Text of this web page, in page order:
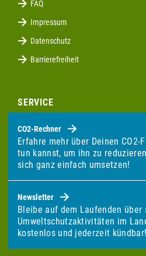
FAQ
Impressum
Datenschutz
Barrierefreiheit
SERVICE
CO2-Rechner
Erfahre mehr über Deinen CO2-
tun kannst, um ihn zu
sich ganz einfach umsetzen!
Newsletter
Bleibe auf dem Laufenden über
Umweltschutzaktivitäten im
kostenlos und jederzeit kündbar!